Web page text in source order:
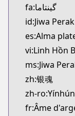
Official
https://
fa:گینتاما
id:Jiwa Perak
es:Alma
vi:Linh Hồn
ms:Jiwa
zh:银魂
zh-ro:Yínhún
fr:Âme